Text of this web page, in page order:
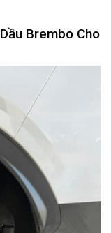
Brembo Cho